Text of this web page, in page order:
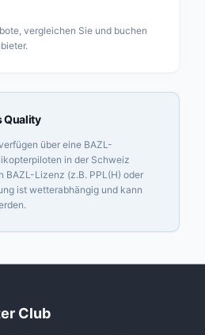
AG vergleichen Sie und buchen
Quality
über eine BAZL-
in der Schweiz
BAZL-Lizenz (z.B. PPL(H) oder
ist wetterabhängig und kann
Club